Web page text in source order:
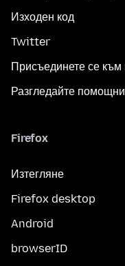
Изходен код
Twitter
Присъединете се
Разгледайте
Firefox
Изтегляне
Firefox desktop
Android
browserID